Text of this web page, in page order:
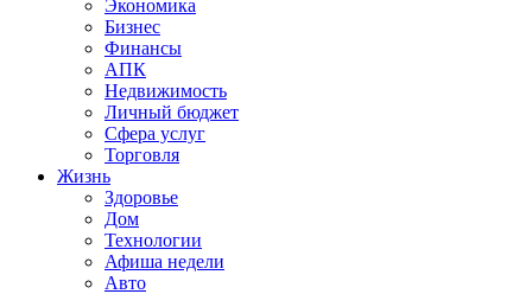
Экономика
Бизнес
Финансы
АПК
Недвижимость
Личный бюджет
Сфера услуг
Торговля
Жизнь
Здоровье
Дом
Технологии
Афиша недели
Авто